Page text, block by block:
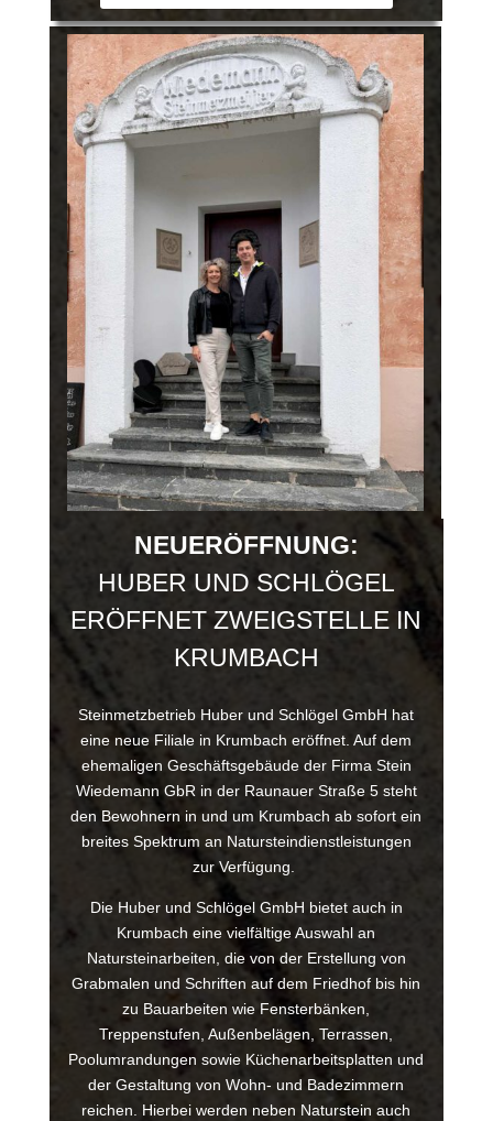
NEUERÖFFNUNG:
HUBER UND SCHLÖGEL
ERÖFFNET ZWEIGSTELLE IN
KRUMBACH
Steinmetzbetrieb Huber und Schlögel GmbH hat
eine neue Filiale in Krumbach eröffnet. Auf dem
ehemaligen Geschäftsgebäude der Firma Stein
Wiedemann GbR in der Raunauer Straße 5 steht
den Bewohnern in und um Krumbach ab sofort ein
breites Spektrum an Natursteindienstleistungen
zur Verfügung.
Die Huber und Schlögel GmbH bietet auch in
Krumbach eine vielfältige Auswahl an
Natursteinarbeiten, die von der Erstellung von
Grabmalen und Schriften auf dem Friedhof bis hin
zu Bauarbeiten wie Fensterbänken,
Treppenstufen, Außenbelägen, Terrassen,
Poolumrandungen sowie Küchenarbeitsplatten und
der Gestaltung von Wohn- und Badezimmern
reichen. Hierbei werden neben Naturstein auch